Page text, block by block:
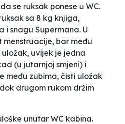
se ruksak ponese u WC.
sa 8 kg knjiga,
snagu Supermana. U
menstruacije, bar među
uvijek je jedna
(u jutarnjoj smjeni) i
među zubima, čisti uložak
drugom rukom držim
unutar WC kabina.